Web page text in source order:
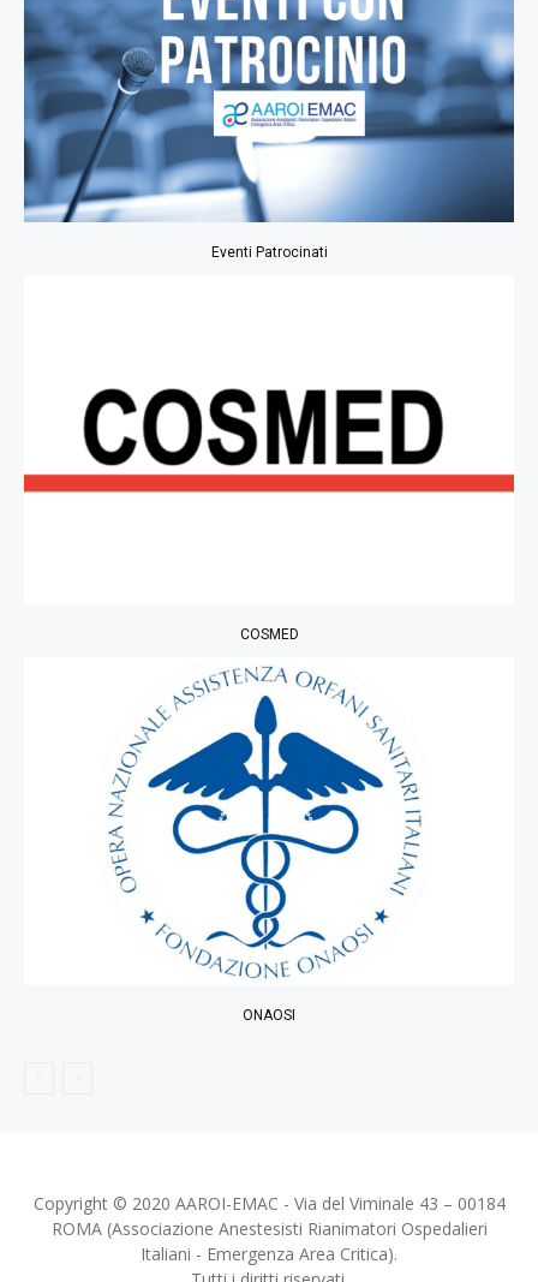
Eventi Patrocinati
COSMED
ONAOSI
Copyright © 2020 AAROI-EMAC - Via del Viminale 43 – 00184
ROMA (Associazione Anestesisti Rianimatori Ospedalieri
Italiani - Emergenza Area Critica).